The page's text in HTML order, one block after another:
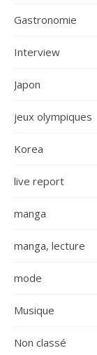
Gastronomie
Interview
Japon
jeux olympiques
Korea
live report
manga
manga, lecture
mode
Musique
Non classé